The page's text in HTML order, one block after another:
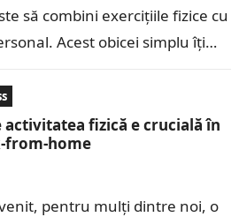
să combini exercițiile fizice cu
Acest obicei simplu îți
activitatea fizică e crucială în
from-home
pentru mulți dintre noi, o